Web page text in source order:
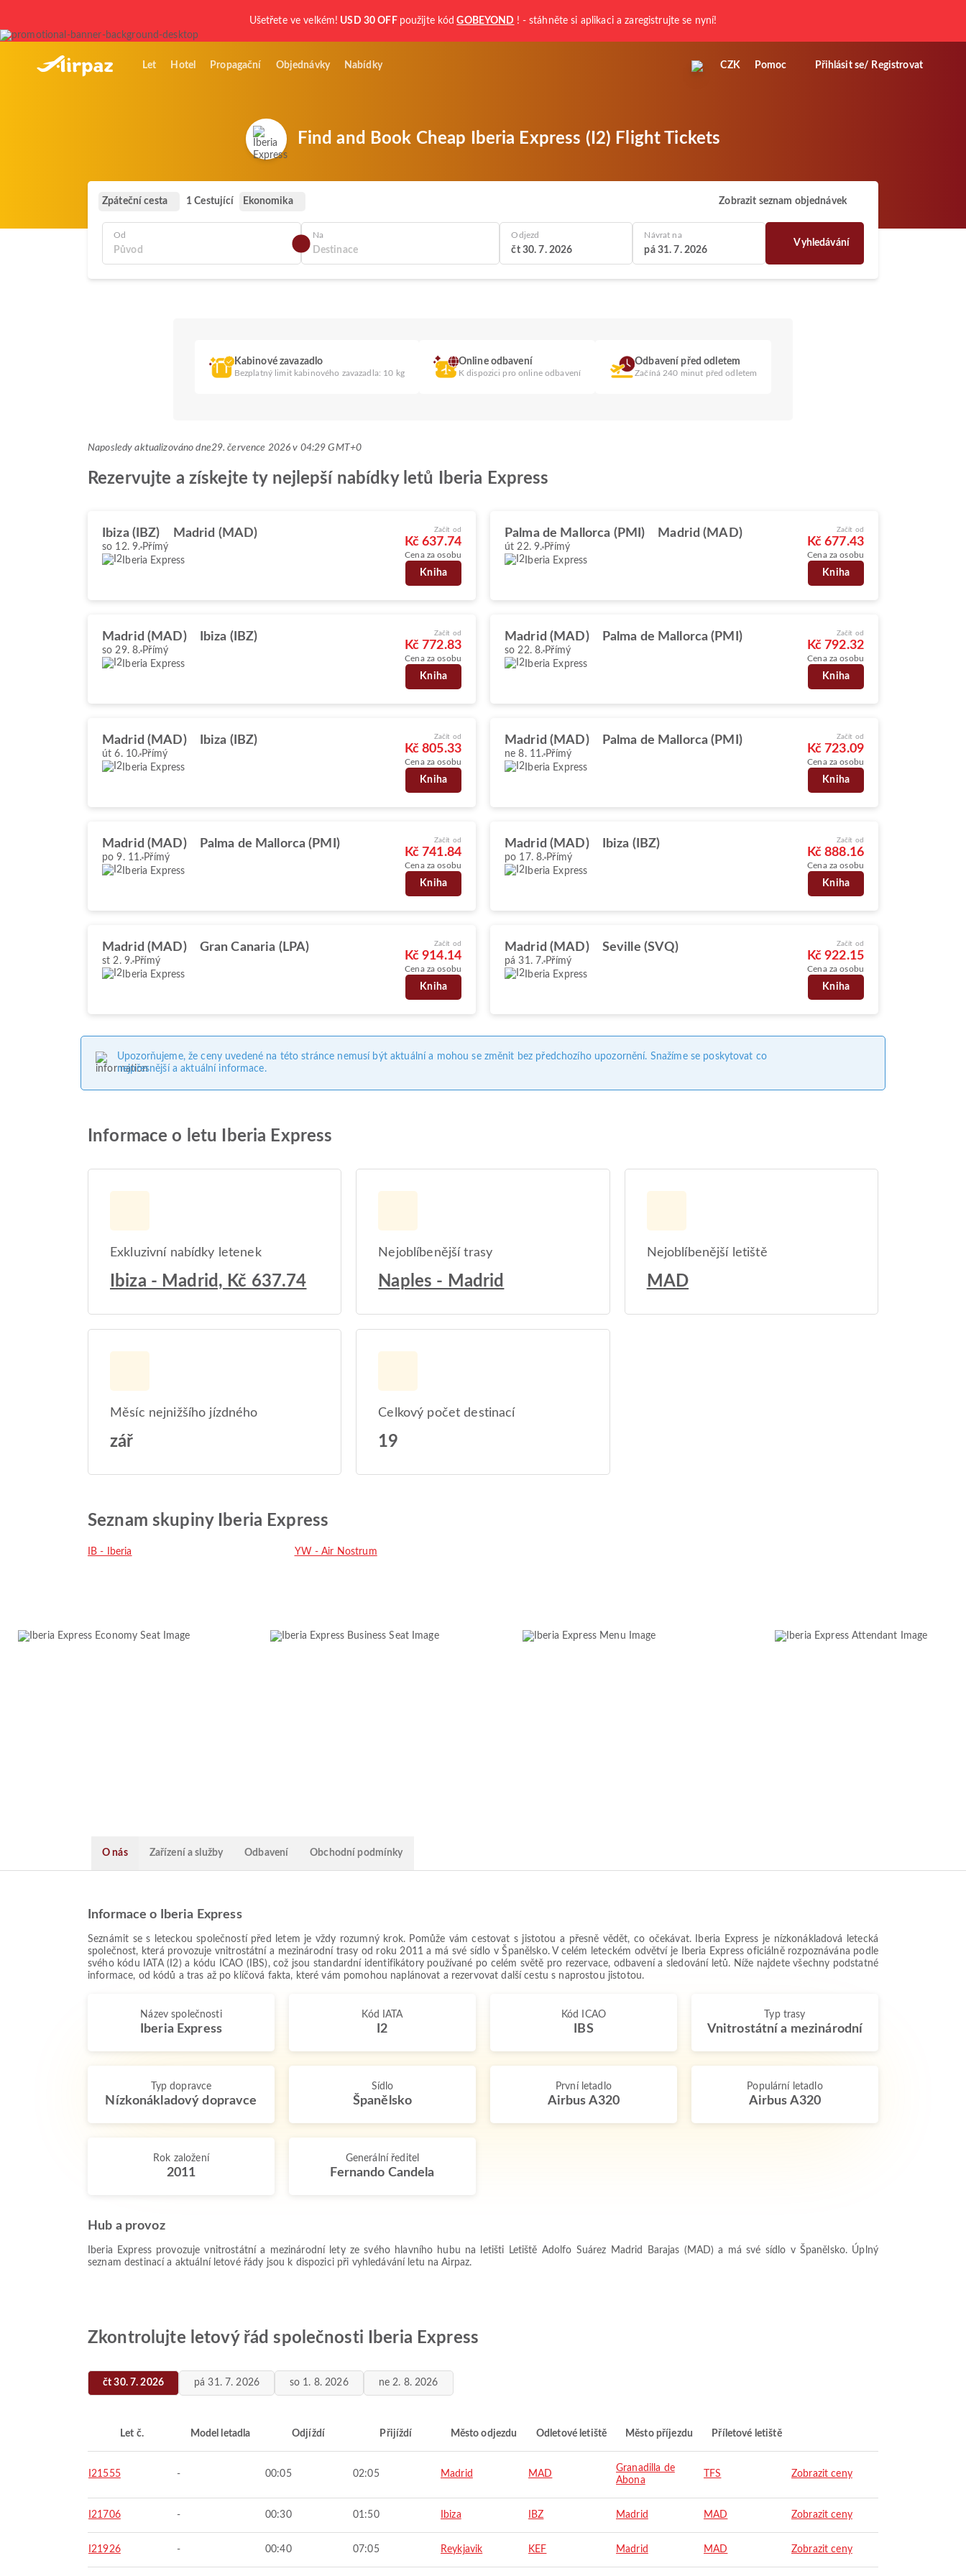
Ušetřete ve velkém! USD 30 OFF použijte kód GOBEYOND ! - stáhněte si aplikaci a zaregistrujte se nyní!
Let Hotel Propagační Objednávky Nabídky CZK Pomoc Přihlásit se/ Registrovat
Find and Book Cheap Iberia Express (I2) Flight Tickets
Zpáteční cesta 1 Cestující Ekonomika Zobrazit seznam objednávek
Od Na Odjezd
čt 30. 7. 2026
Návrat na
pá 31. 7. 2026
Vyhledávání
Kabinové zavazadlo
Bezplatný limit kabinového zavazadla: 10 kg
Online odbavení
K dispozici pro online odbavení
Odbavení před odletem
Začíná 240 minut před odletem
Naposledy aktualizováno dne29. července 2026 v 04:29 GMT+0
Rezervujte a získejte ty nejlepší nabídky letů Iberia Express
Ibiza (IBZ) Madrid (MAD)
so 12. 9. Přímý
Iberia Express
Začít od
Kč 637.74
Cena za osobu
Kniha
Palma de Mallorca (PMI) Madrid (MAD)
út 22. 9. Přímý
Iberia Express
Začít od
Kč 677.43
Cena za osobu
Kniha
Madrid (MAD) Ibiza (IBZ)
so 29. 8. Přímý
Iberia Express
Začít od
Kč 772.83
Cena za osobu
Kniha
Madrid (MAD) Palma de Mallorca (PMI)
so 22. 8. Přímý
Iberia Express
Začít od
Kč 792.32
Cena za osobu
Kniha
Madrid (MAD) Ibiza (IBZ)
út 6. 10. Přímý
Iberia Express
Začít od
Kč 805.33
Cena za osobu
Kniha
Madrid (MAD) Palma de Mallorca (PMI)
ne 8. 11. Přímý
Iberia Express
Začít od
Kč 723.09
Cena za osobu
Kniha
Madrid (MAD) Palma de Mallorca (PMI)
po 9. 11. Přímý
Iberia Express
Začít od
Kč 741.84
Cena za osobu
Kniha
Madrid (MAD) Ibiza (IBZ)
po 17. 8. Přímý
Iberia Express
Začít od
Kč 888.16
Cena za osobu
Kniha
Madrid (MAD) Gran Canaria (LPA)
st 2. 9. Přímý
Iberia Express
Začít od
Kč 914.14
Cena za osobu
Kniha
Madrid (MAD) Seville (SVQ)
pá 31. 7. Přímý
Iberia Express
Začít od
Kč 922.15
Cena za osobu
Kniha
Upozorňujeme, že ceny uvedené na této stránce nemusí být aktuální a mohou se změnit bez předchozího upozornění. Snažíme se poskytovat co
nejpřesnější a aktuální informace.
Informace o letu Iberia Express
Exkluzivní nabídky letenek
Ibiza - Madrid, Kč 637.74
Nejoblíbenější trasy
Naples - Madrid
Nejoblíbenější letiště
MAD
Měsíc nejnižšího jízdného
zář
Celkový počet destinací
19
Seznam skupiny Iberia Express
IB - Iberia YW - Air Nostrum
O nás Zařízení a služby Odbavení Obchodní podmínky
Informace o Iberia Express
Seznámit se s leteckou společností před letem je vždy rozumný krok. Pomůže vám cestovat s jistotou a přesně vědět, co očekávat. Iberia Express je nízkonákladová letecká
společnost, která provozuje vnitrostátní a mezinárodní trasy od roku 2011 a má své sídlo v Španělsko. V celém leteckém odvětví je Iberia Express oficiálně rozpoznávána podle
svého kódu IATA (I2) a kódu ICAO (IBS), což jsou standardní identifikátory používané po celém světě pro rezervace, odbavení a sledování letů. Níže najdete všechny podstatné
informace, od kódů a tras až po klíčová fakta, které vám pomohou naplánovat a rezervovat další cestu s naprostou jistotou.
Název společnosti
Iberia Express
Kód IATA
I2
Kód ICAO
IBS
Typ trasy
Vnitrostátní a mezinárodní
Typ dopravce
Nízkonákladový dopravce
Sídlo
Španělsko
První letadlo
Airbus A320
Populární letadlo
Airbus A320
Rok založení
2011
Generální ředitel
Fernando Candela
Hub a provoz
Iberia Express provozuje vnitrostátní a mezinárodní lety ze svého hlavního hubu na letišti Letiště Adolfo Suárez Madrid Barajas (MAD) a má své sídlo v Španělsko. Úplný
seznam destinací a aktuální letové řády jsou k dispozici při vyhledávání letu na Airpaz.
Zkontrolujte letový řád společnosti Iberia Express
čt 30. 7. 2026 pá 31. 7. 2026 so 1. 8. 2026 ne 2. 8. 2026
Let č. Model letadla Odjíždí Přijíždí Město odjezdu Odletové letiště Město příjezdu Příletové letiště
I21555 - 00:05 02:05 Madrid MAD
Granadilla de
Abona
TFS Zobrazit ceny
I21706 - 00:30 01:50 Ibiza IBZ Madrid MAD Zobrazit ceny
I21926 - 00:40 07:05 Reykjavik KEF Madrid MAD Zobrazit ceny